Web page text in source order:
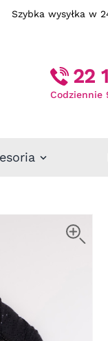
Szybka
22
Codziennie